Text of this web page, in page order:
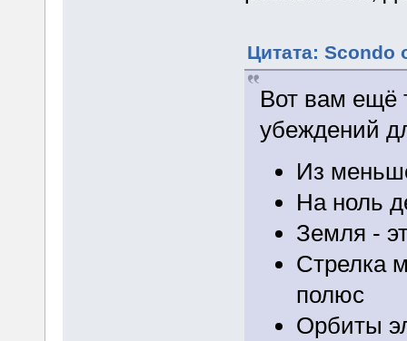
Цитата: Scondo
Вот вам ещё
убеждений
Из
На ноль
Земля -
Стрелка
полюс
Орбиты